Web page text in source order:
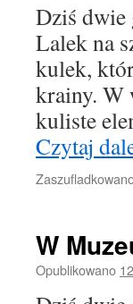
Dziś dwie
Lalek na
kulek,
krainy. W
kuliste
Czytaj
W
Opublikowano